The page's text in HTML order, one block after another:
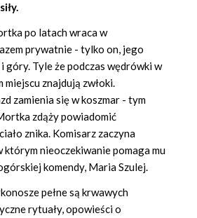
po latach wraca w
prywatnie - tylko on, jego
góry. Tyle że podczas wędrówki w
znajdują zwłoki.
zamienia się w koszmar - tym
zdąży powiadomić
znika. Komisarz zaczyna
którym nieoczekiwanie pomaga mu
komendy, Maria Szulej.
pełne są krwawych
rytuały, opowieści o